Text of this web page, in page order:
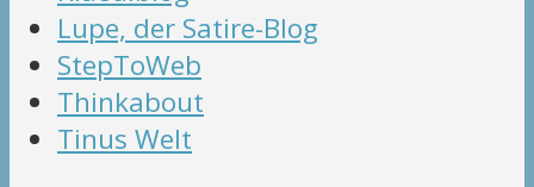
Lupe, der Satire-Blog
StepToWeb
Thinkabout
Tinus Welt